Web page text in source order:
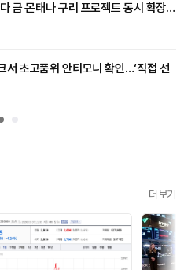
금·몬태나 구리 프로젝트 동시 확장…
서 초고품위 안티모니 확인…‘직접 선
더보기